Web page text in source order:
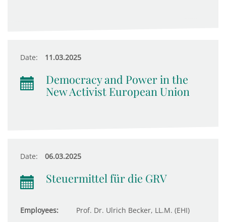
Date: 11.03.2025
Democracy and Power in the
New Activist European Union
Date: 06.03.2025
Steuermittel für die GRV
Employees: Prof. Dr. Ulrich Becker, LL.M. (EHI)